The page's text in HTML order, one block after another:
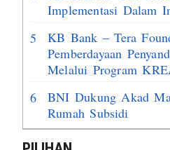
Implementasi Dalam
5
KB Bank – Tera
Pemberdayaan
Melalui Program
6
BNI Dukung Akad
Rumah Subsidi